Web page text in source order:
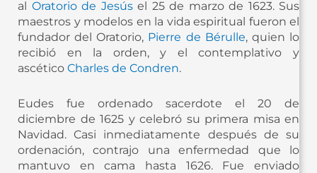
al Oratorio de Jesúsel 25 de marzo de 1623. Sus
maestros y modelos en la vida espiritual fueron el
fundador del Oratorio, Pierre de Bérulle, quien lo
recibió en la orden, y el contemplativo y
ascético Charles de Condren.​
Eudes fue ordenado sacerdote el 20 de
diciembre de 1625 y celebró su primera misa en
Navidad. Casi inmediatamente después de su
ordenación, contrajo una enfermedad que lo
mantuvo en cama hasta 1626. Fue enviado